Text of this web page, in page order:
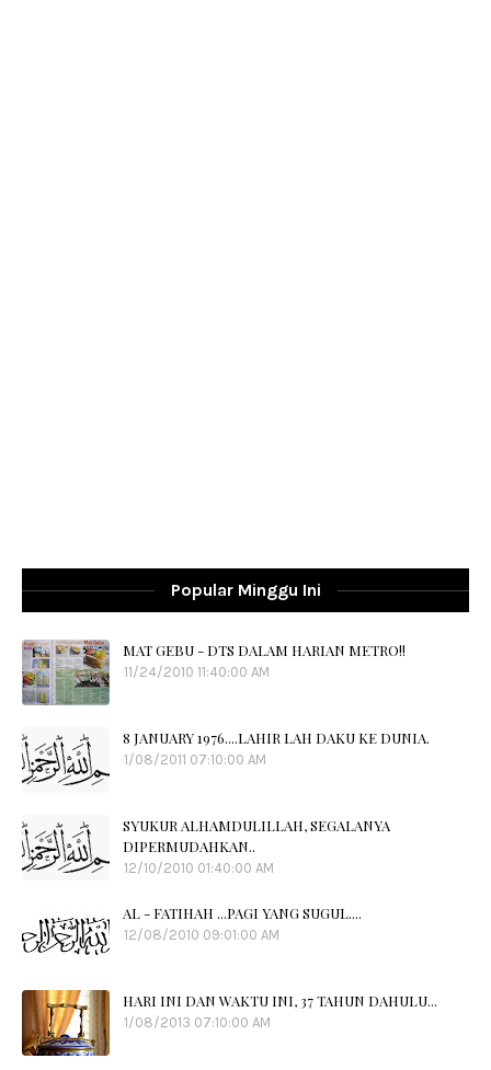
Popular Minggu Ini
MAT GEBU - DTS DALAM HARIAN METRO!!
11/24/2010 11:40:00 AM
8 JANUARY 1976....LAHIR LAH DAKU KE DUNIA.
1/08/2011 07:10:00 AM
SYUKUR ALHAMDULILLAH, SEGALANYA
DIPERMUDAHKAN..
12/10/2010 01:40:00 AM
AL - FATIHAH ...PAGI YANG SUGUL....
12/08/2010 09:01:00 AM
HARI INI DAN WAKTU INI, 37 TAHUN DAHULU...
1/08/2013 07:10:00 AM